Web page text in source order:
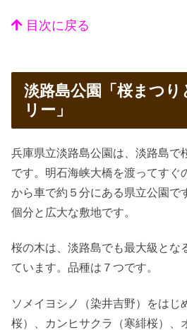
目次に戻る
淡路島公園「桜まつ
リー」
兵庫県立淡路島公園は、淡路島で
です。明石海峡大橋を渡ってすぐ
から車で約５分にある県立公園で
個分と広大な敷地です。
桜の木は、淡路島でも最大級とな
ています。品種は７つです。
ソメイヨシノ（染井吉野）をはじ
桜）、カンヒサクラ（寒緋桜）、